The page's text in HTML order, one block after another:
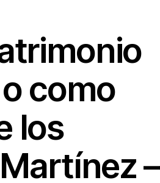
como
los
–